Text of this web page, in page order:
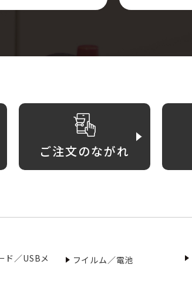
ご注文のながれ
ド／USBメ
フイルム／電池